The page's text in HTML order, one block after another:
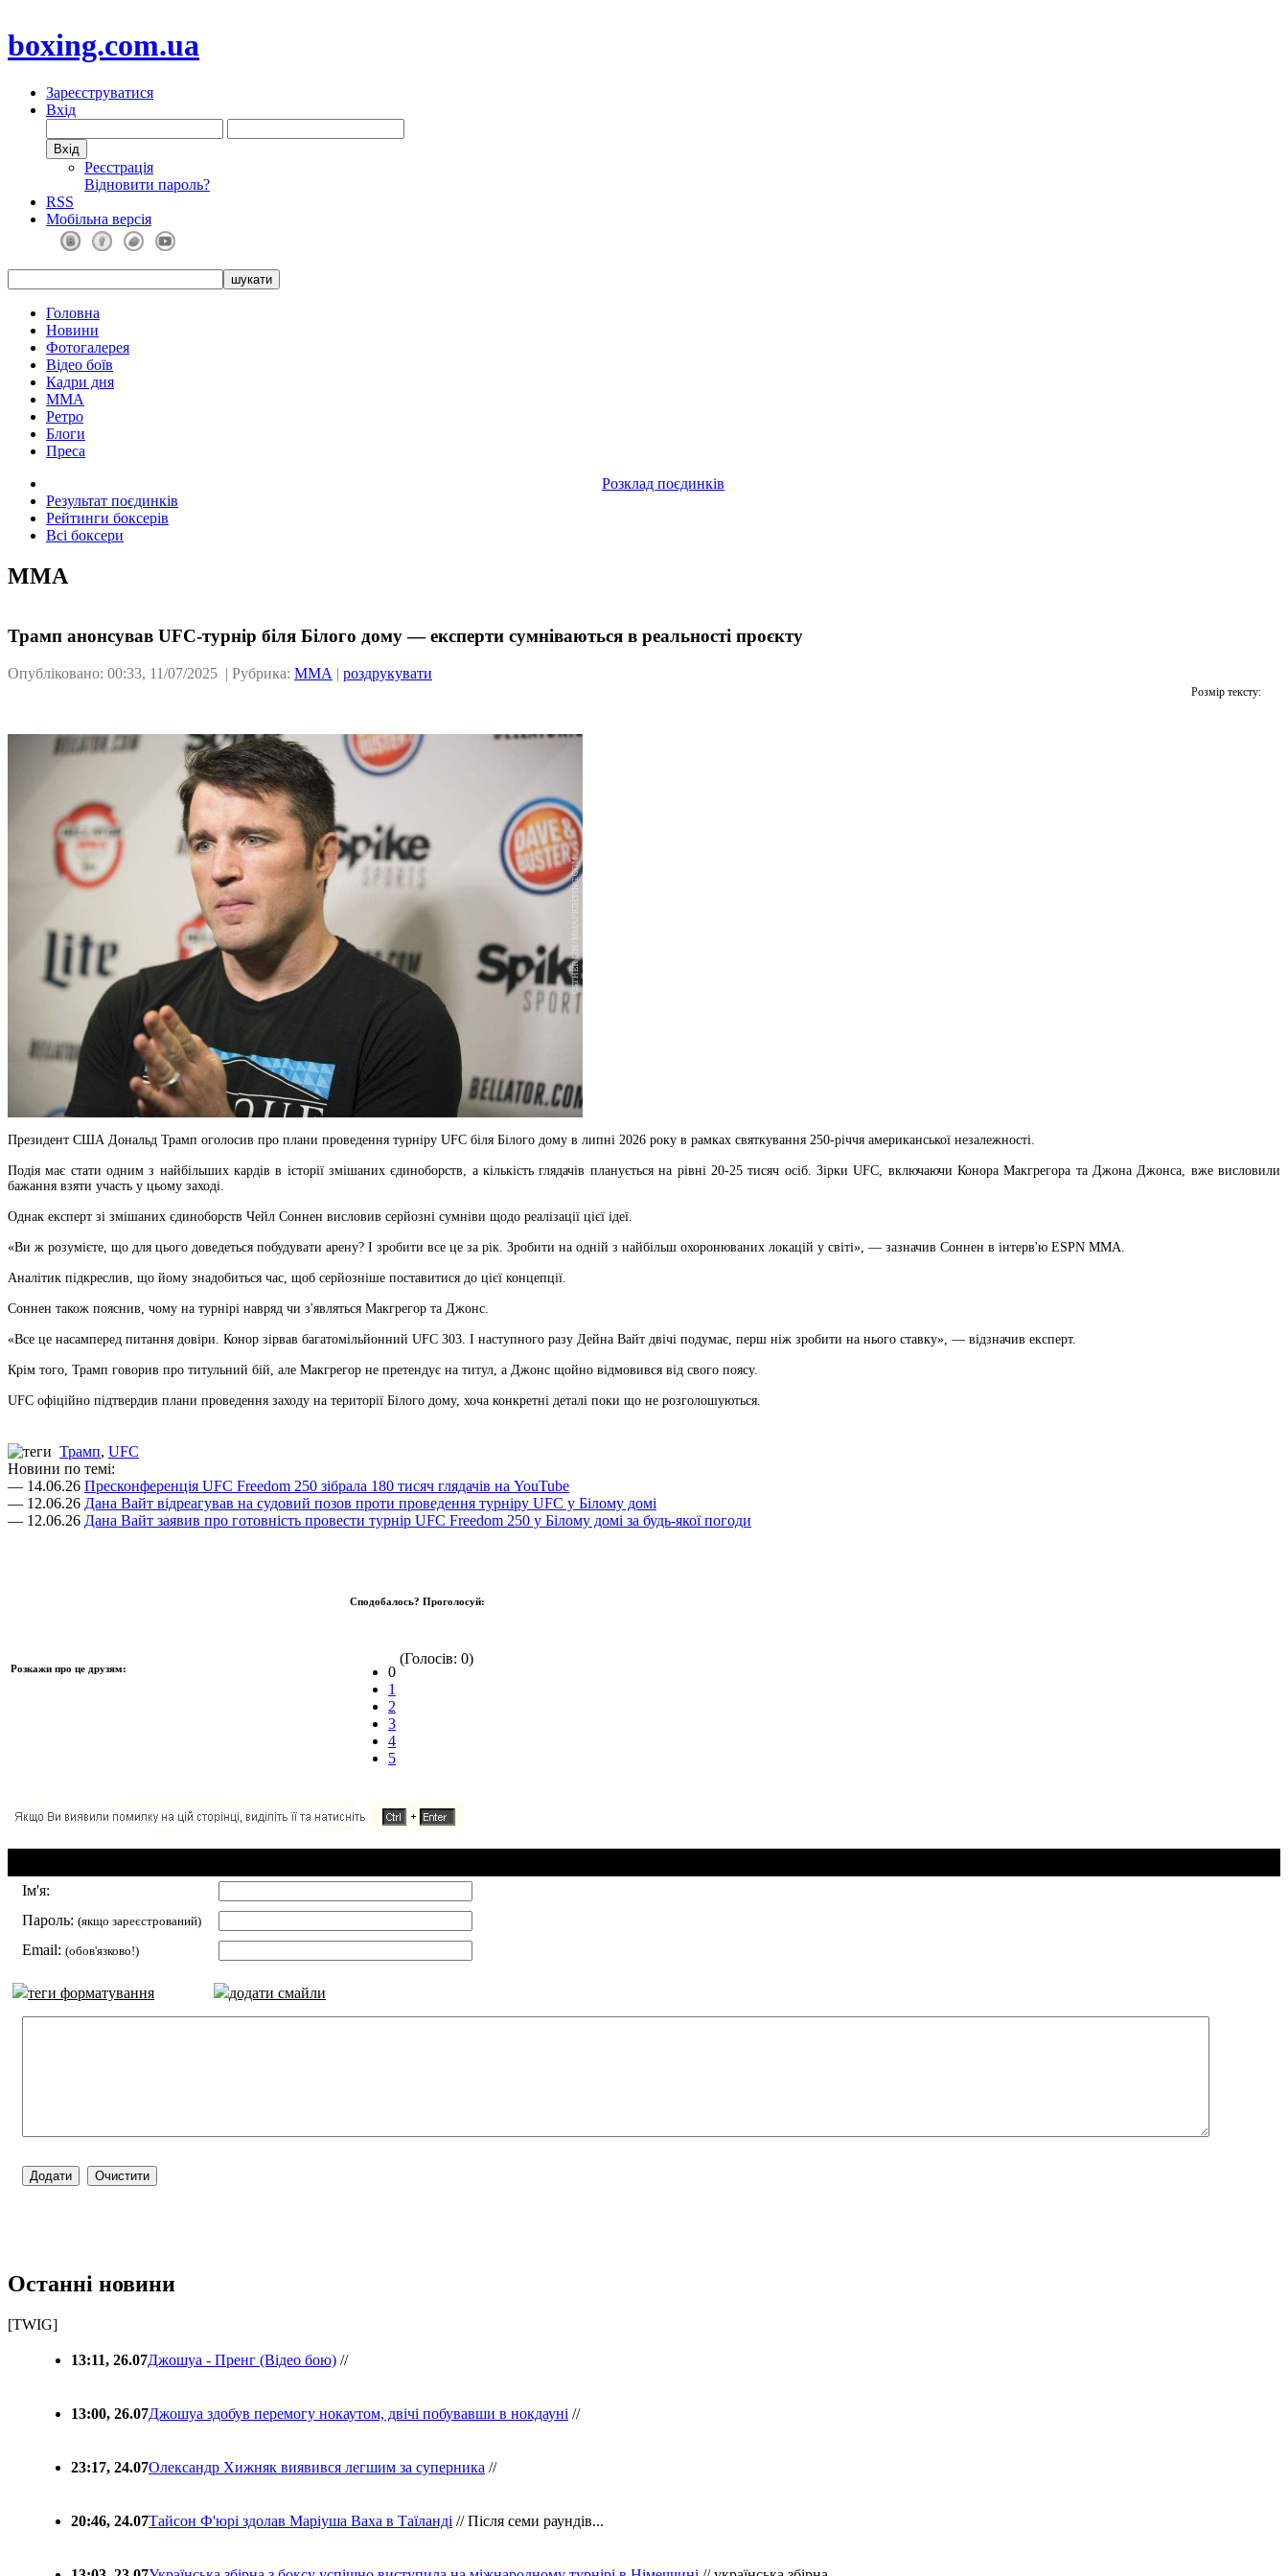
boxing.com.ua
Зареєструватися
Вхід
Реєстрація
Відновити пароль?
RSS
Мобільна версія
Головна
Новини
Фотогалерея
Відео боїв
Кадри дня
ММА
Ретро
Блоги
Преса
Розклад поєдинків
Результат поєдинків
Рейтинги боксерів
Всі боксери
ММА
Трамп анонсував UFC-турнір біля Білого дому — експерти сумніваються в реальності проєкту
Опубліковано: 00:33, 11/07/2025 | Рубрика: ММА | роздрукувати
Розмір тексту:
Президент США Дональд Трамп оголосив про плани проведення турніру UFC біля Білого дому в липні 2026 року в рамках святкування 250-річчя американської незалежності.
Подія має стати одним з найбільших кардів в історії змішаних єдиноборств, а кількість глядачів планується на рівні 20-25 тисяч осіб. Зірки UFC, включаючи Конора Макгрегора та Джона Джонса, вже висловили
бажання взяти участь у цьому заході.
Однак експерт зі змішаних єдиноборств Чейл Соннен висловив серйозні сумніви щодо реалізації цієї ідеї.
«Ви ж розумієте, що для цього доведеться побудувати арену? І зробити все це за рік. Зробити на одній з найбільш охоронюваних локацій у світі», — зазначив Соннен в інтерв'ю ESPN MMA.
Аналітик підкреслив, що йому знадобиться час, щоб серйозніше поставитися до цієї концепції.
Соннен також пояснив, чому на турнірі навряд чи з'являться Макгрегор та Джонс.
«Все це насамперед питання довіри. Конор зірвав багатомільйонний UFC 303. І наступного разу Дейна Вайт двічі подумає, перш ніж зробити на нього ставку», — відзначив експерт.
Крім того, Трамп говорив про титульний бій, але Макгрегор не претендує на титул, а Джонс щойно відмовився від свого поясу.
UFC офіційно підтвердив плани проведення заходу на території Білого дому, хоча конкретні деталі поки що не розголошуються.
Трамп, UFC
Новини по темі:
— 14.06.26 Пресконференція UFC Freedom 250 зібрала 180 тисяч глядачів на YouTube
— 12.06.26 Дана Вайт відреагував на судовий позов проти проведення турніру UFC у Білому домі
— 12.06.26 Дана Вайт заявив про готовність провести турнір UFC Freedom 250 у Білому домі за будь-якої погоди
Розкажи про це друзям:
Сподобалось? Проголосуй:
0
1
2
3
4
5
(Голосів: 0)
Ім'я:
Пароль: (якщо зареєстрований)
Email: (обов'язково!)
теги форматування додати смайли
Останні новини
[TWIG]
13:11, 26.07Джошуа - Пренг (Відео бою) //
13:00, 26.07Джошуа здобув перемогу нокаутом, двічі побувавши в нокдауні //
23:17, 24.07Олександр Хижняк виявився легшим за суперника //
20:46, 24.07Тайсон Ф'юрі здолав Маріуша Ваха в Таїланді // Після семи раундів...